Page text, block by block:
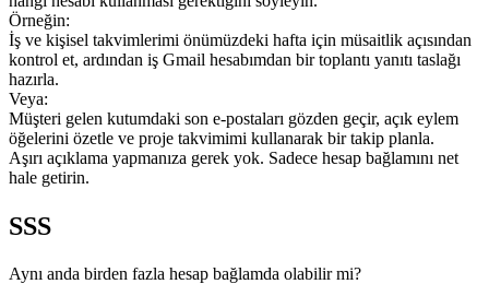
Örneğin:
İş ve kişisel takvimlerimi önümüzdeki hafta için müsaitlik açısından
kontrol et, ardından iş Gmail hesabımdan bir toplantı yanıtı taslağı
hazırla.
Veya:
Müşteri gelen kutumdaki son e-postaları gözden geçir, açık eylem
öğelerini özetle ve proje takvimimi kullanarak bir takip planla.
Aşırı açıklama yapmanıza gerek yok. Sadece hesap bağlamını net
hale getirin.
SSS
Aynı anda birden fazla hesap bağlamda olabilir mi?